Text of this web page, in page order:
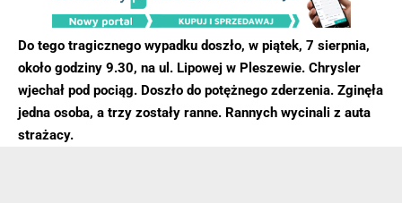
Do tego tragicznego wypadku doszło, w piątek, 7 sierpnia,
około godziny 9.30, na ul. Lipowej w Pleszewie. Chrysler
wjechał pod pociąg. Doszło do potężnego zderzenia. Zginęła
jedna osoba, a trzy zostały ranne. Rannych wycinali z auta
strażacy.